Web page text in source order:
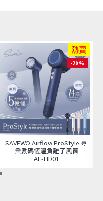
熱賣
-20 %
SAVEWO Airflow ProStyle 專
業數碼恆溫負離子風筒
AF‑HD01